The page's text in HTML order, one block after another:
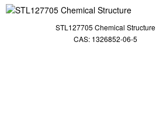
STL127705 Chemical Structure
CAS: 1326852-06-5